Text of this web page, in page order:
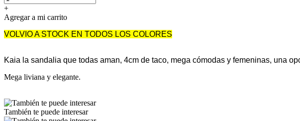
+
Agregar a mi carrito
VOLVIO A STOCK EN TODOS LOS COLORES
Kaia la sandalia que todas aman, 4cm de taco, mega cómodas y femeninas, una
Mega liviana y elegante.
También te puede interesar